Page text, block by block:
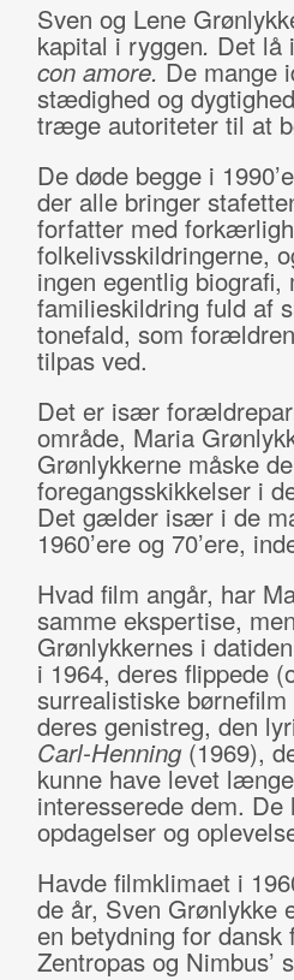
Sven og Lene
kapital i ryggen. Det lå
con amore.De mange
stædighed og
træge autoriteter til at
De døde begge i
der alle bringer
forfatter med
folkelivsskildringerne,
ingen egentlig
familieskildring fuld af
tonefald, som
tilpas ved.
Det er især
område, Maria
Grønlykkerne måske
foregangsskikkelser i
Det gælder især i de
1960’ere og 70’ere,
Hvad film angår, har
samme ekspertise,
Grønlykkernes i
i 1964, deres flippede
surrealistiske børnefilm
deres genistreg, den
Carl-Henning(1969),
kunne have levet
interesserede dem. De
opdagelser og
Havde filmklimaet i
de år, Sven Grønlykke
en betydning for
Zentropas og Nimbus’